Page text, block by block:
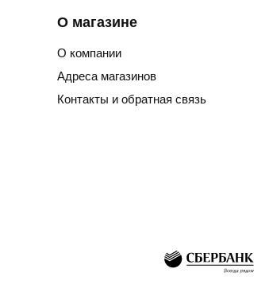
О магазине
О компании
Адреса магазинов
Контакты и обратная связь